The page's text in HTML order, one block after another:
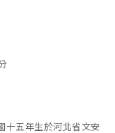
十五年生於河北省文安